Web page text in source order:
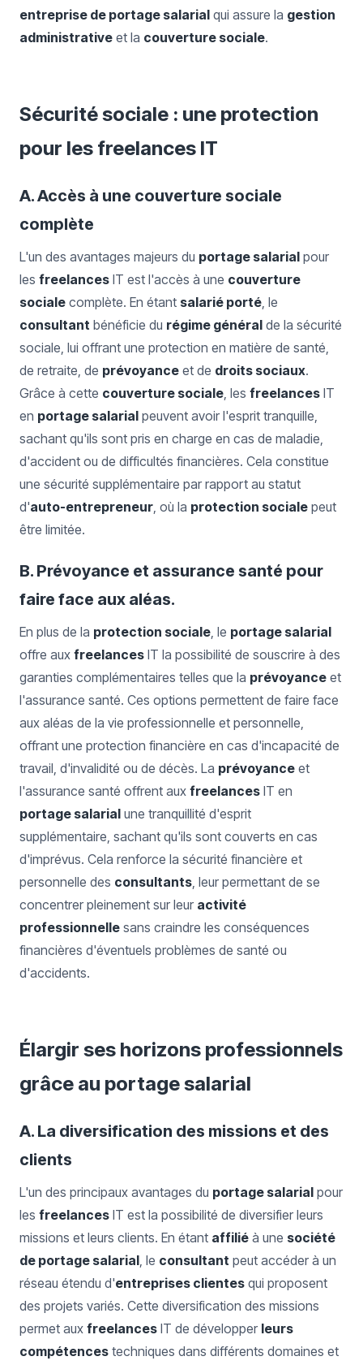
entreprise de portage salarial qui assure la gestion
administrative et la couverture sociale.
Sécurité sociale : une protection
pour les freelances IT
A. Accès à une couverture sociale
complète
L'un des avantages majeurs du portage salarial pour
les freelances IT est l'accès à une couverture
sociale complète. En étant salarié porté, le
consultant bénéficie du régime général de la sécurité
sociale, lui offrant une protection en matière de santé,
de retraite, de prévoyance et de droits sociaux.
Grâce à cette couverture sociale, les freelances IT
en portage salarial peuvent avoir l'esprit tranquille,
sachant qu'ils sont pris en charge en cas de maladie,
d'accident ou de difficultés financières. Cela constitue
une sécurité supplémentaire par rapport au statut
d'auto-entrepreneur, où la protection sociale peut
être limitée.
B. Prévoyance et assurance santé pour
faire face aux aléas.
En plus de la protection sociale, le portage salarial
offre aux freelances IT la possibilité de souscrire à des
garanties complémentaires telles que la prévoyance et
l'assurance santé. Ces options permettent de faire face
aux aléas de la vie professionnelle et personnelle,
offrant une protection financière en cas d'incapacité de
travail, d'invalidité ou de décès. La prévoyance et
l'assurance santé offrent aux freelances IT en
portage salarial une tranquillité d'esprit
supplémentaire, sachant qu'ils sont couverts en cas
d'imprévus. Cela renforce la sécurité financière et
personnelle des consultants, leur permettant de se
concentrer pleinement sur leur activité
professionnelle sans craindre les conséquences
financières d'éventuels problèmes de santé ou
d'accidents.
Élargir ses horizons professionnels
grâce au portage salarial
A. La diversification des missions et des
clients
L'un des principaux avantages du portage salarial pour
les freelances IT est la possibilité de diversifier leurs
missions et leurs clients. En étant affilié à une société
de portage salarial, le consultant peut accéder à un
réseau étendu d'entreprises clientes qui proposent
des projets variés. Cette diversification des missions
permet aux freelances IT de développer leurs
compétences techniques dans différents domaines et